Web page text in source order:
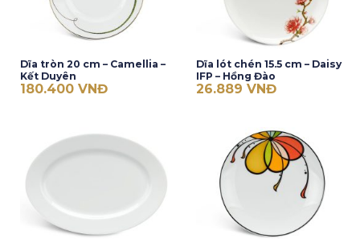
Dĩa tròn 20 cm – Camellia –
Kết Duyên
180.400 VNĐ
Dĩa lót chén 15.5 cm – Daisy
IFP – Hồng Đào
26.889 VNĐ